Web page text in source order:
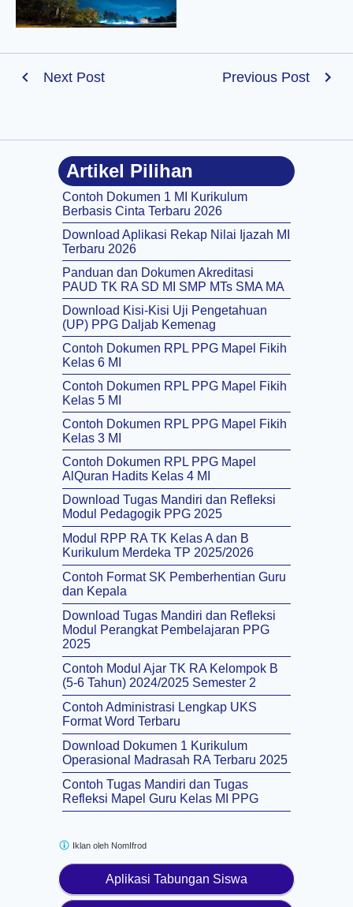
Next Post Previous Post
Artikel Pilihan
Contoh Dokumen 1 MI Kurikulum
Berbasis Cinta Terbaru 2026
Download Aplikasi Rekap Nilai Ijazah MI
Terbaru 2026
Panduan dan Dokumen Akreditasi
PAUD TK RA SD MI SMP MTs SMA MA
Download Kisi-Kisi Uji Pengetahuan
(UP) PPG Daljab Kemenag
Contoh Dokumen RPL PPG Mapel Fikih
Kelas 6 MI
Contoh Dokumen RPL PPG Mapel Fikih
Kelas 5 MI
Contoh Dokumen RPL PPG Mapel Fikih
Kelas 3 MI
Contoh Dokumen RPL PPG Mapel
AlQuran Hadits Kelas 4 MI
Download Tugas Mandiri dan Refleksi
Modul Pedagogik PPG 2025
Modul RPP RA TK Kelas A dan B
Kurikulum Merdeka TP 2025/2026
Contoh Format SK Pemberhentian Guru
dan Kepala
Download Tugas Mandiri dan Refleksi
Modul Perangkat Pembelajaran PPG
2025
Contoh Modul Ajar TK RA Kelompok B
(5-6 Tahun) 2024/2025 Semester 2
Contoh Administrasi Lengkap UKS
Format Word Terbaru
Download Dokumen 1 Kurikulum
Operasional Madrasah RA Terbaru 2025
Contoh Tugas Mandiri dan Tugas
Refleksi Mapel Guru Kelas MI PPG
Aplikasi Tabungan Siswa
Iklan oleh NomIfrod